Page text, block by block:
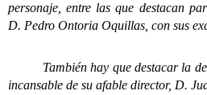
personaje, entre las que destacan
D. Pedro Ontoria Oquillas, con sus
También hay que destacar la del
incansable de su afable director, D.